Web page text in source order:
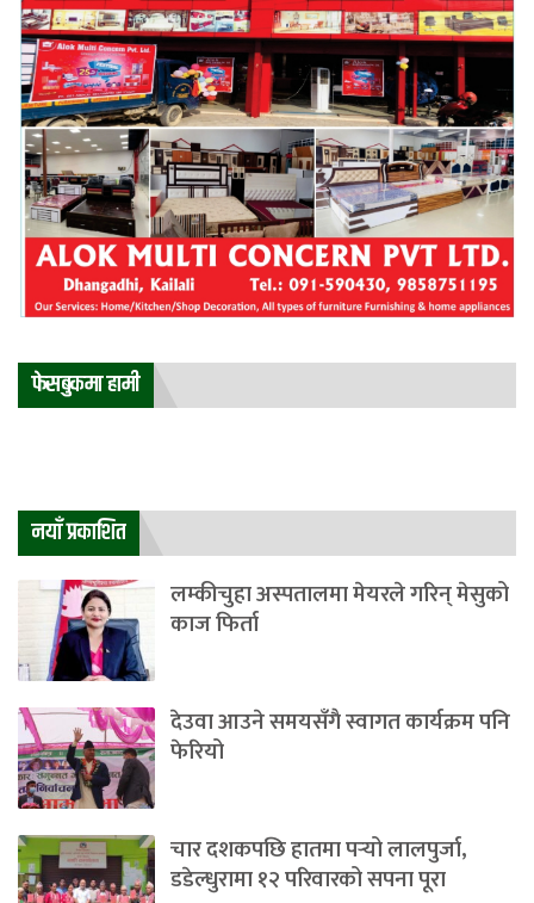
फेसबुकमा हामी
नयाँ प्रकाशित
लम्कीचुहा अस्पतालमा मेयरले गरिन् मेसुको
काज फिर्ता
देउवा आउने समयसँगै स्वागत कार्यक्रम पनि
फेरियो
चार दशकपछि हातमा पर्‍यो लालपुर्जा,
डडेल्धुरामा १२ परिवारको सपना पूरा